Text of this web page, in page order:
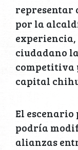
representar
por la
ciudadano
competitiva
capital
El
podría
alianzas